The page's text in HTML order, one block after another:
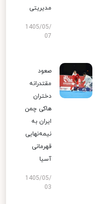
مدیریتی
1405/05/
07
صعود
مقتدرانه
دختران
هاکی چمن
ایران به
نیمه‌نهایی
قهرمانی
آسیا
1405/05/
03